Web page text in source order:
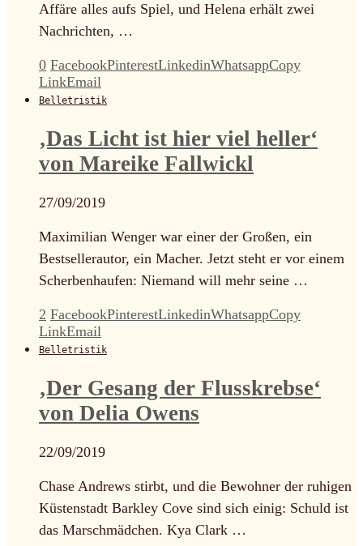
Affäre alles aufs Spiel, und Helena erhält zwei
Nachrichten, …
0 FacebookPinterestLinkedinWhatsappCopy
LinkEmail
Belletristik
‚Das Licht ist hier viel heller‘
von Mareike Fallwickl
27/09/2019
Maximilian Wenger war einer der Großen, ein
Bestsellerautor, ein Macher. Jetzt steht er vor einem
Scherbenhaufen: Niemand will mehr seine …
2 FacebookPinterestLinkedinWhatsappCopy
LinkEmail
Belletristik
‚Der Gesang der Flusskrebse‘
von Delia Owens
22/09/2019
Chase Andrews stirbt, und die Bewohner der ruhigen
Küstenstadt Barkley Cove sind sich einig: Schuld ist
das Marschmädchen. Kya Clark …